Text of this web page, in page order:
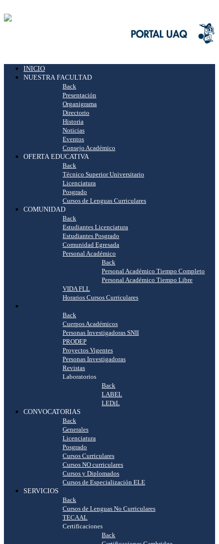
INICIO
NUESTRA FACULTAD
Back
Presentación
Organigrama
Directorio
Historia
Noticias
Eventos
Consejo Académico
OFERTA EDUCATIVA
Back
Técnico Superior Universitario
Licenciatura
Posgrado
Cursos de Lenguas Curriculares
COMUNIDAD
Back
Estudiantes Licenciatura
Estudiantes Posgrado
Comunidad Egresada
Personal Académico
Back
Personal Académico Tiempo Completo
Personal Académico Tiempo Libre
VIDA FLL
Horarios Cursos Curriculares
Back
Cuerpos Académicos
Personas Investigadoras SNII
PRODEP
Proyectos Vigentes
Personas Investigadoras
Revistas
Laboratorios
Back
LABEL
LEDiL
CONVOCATORIAS
Back
Generales
Licenciatura
Posgrado
Cursos Curriculares
Cursos NO curriculares
Cursos y Diplomados
Cursos de Especialización ELE
SERVICIOS
Back
Cursos de Lenguas No Curriculares
TECAAL
Certificaciones
Back